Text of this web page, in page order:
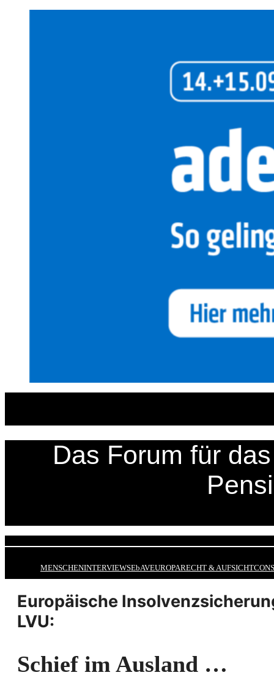
Das Forum für
MENSCHENINTERVIEWSEbAVEUROPARECHT & AUFSICHT
Europäische
LVU:
Schief im Ausland …